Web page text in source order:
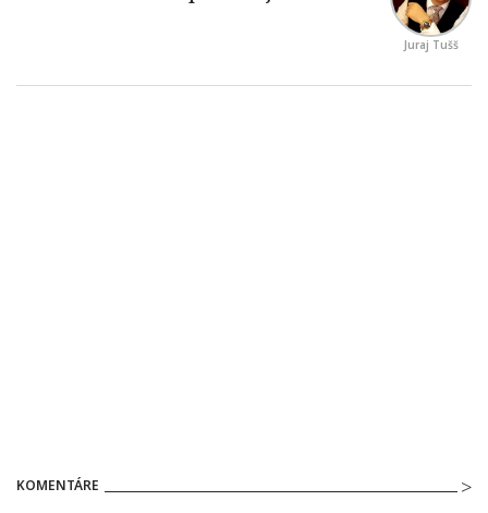
Juraj Tušš
KOMENTÁRE